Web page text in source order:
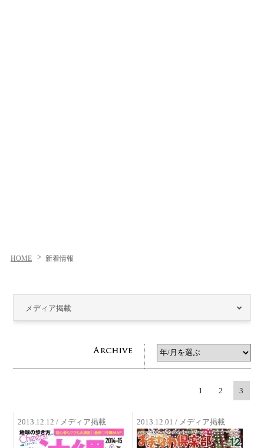
HOME 新着情報
メディア掲載
1 2 3
2013.12.12 / メディア掲載 2013.12.01 / メディア掲載